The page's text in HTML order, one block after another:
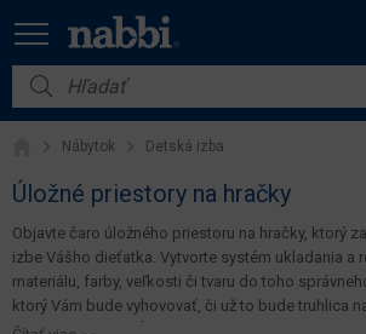
Nábytok
Vybavenie do domácnosti
Dom a záhrada
Akcie
Výpredaj
Nábytok Detská izba
Úložné priestory na hračky
Objavte čaro úložného priestoru na hračky, ktorý
izbe Vášho dieťatka. Vytvorte systém ukladania a
materiálu, farby, veľkosti či tvaru do toho
ktorý Vám bude vyhovovať, či už to bude truhlica
alebo organizéry. Úložné priestory na hračky
Filter
Cena
(€)
Iba
sklade